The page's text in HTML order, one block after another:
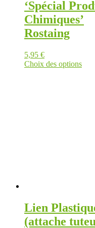
‘Spécial
Chimiques’
Rostaing
5,95 €
Choix des options
Lien
(attache